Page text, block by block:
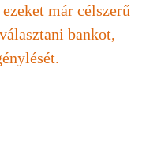
már célszerű
bankot,